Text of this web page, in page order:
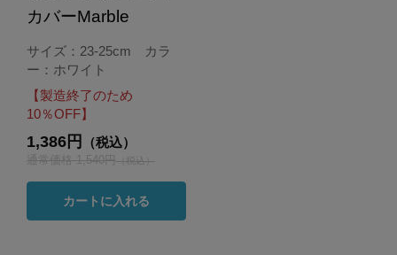
カバーMarble
サイズ：23-25cm カラ
ー：ホワイト
【製造終了のため
10％OFF】
1,386円 （税込）
通常価格 1,540円（税込）
カートに入れる